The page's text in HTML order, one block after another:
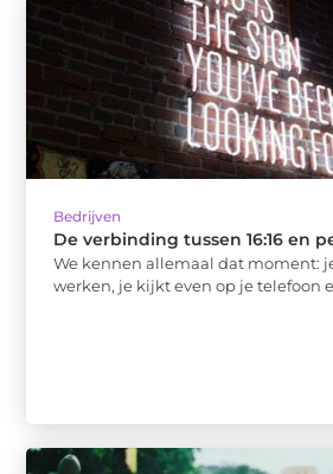
Bedrijven
De verbinding tussen 16:16 en
We kennen allemaal dat moment:
werken, je kijkt even op je telefoon